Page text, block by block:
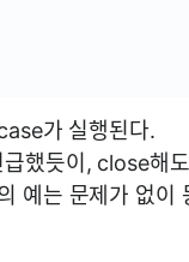
가 실행된다.
급했듯이, close해
예는 문제가 없이